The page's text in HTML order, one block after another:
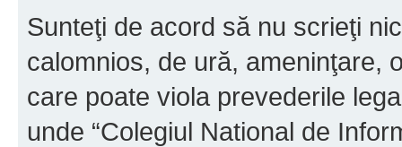
Sunteţi de acord să nu scrieţi
calomnios, de ură, ameninţare,
care poate viola prevederile
unde “Colegiul National de